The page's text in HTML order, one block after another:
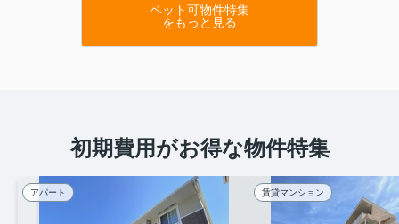
ペット可物件特集
をもっと見る
初期費用がお得な物件特集
アパート 賃貸マンション